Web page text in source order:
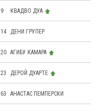
9 КВАДВО ДУА
14 ДЕНИ ГРУПЕР
20 АГИБУ КАМАРА
23 ДЕРОЙ ДУАРТЕ
63 АНАСТАС ПЕМПЕРСКИ